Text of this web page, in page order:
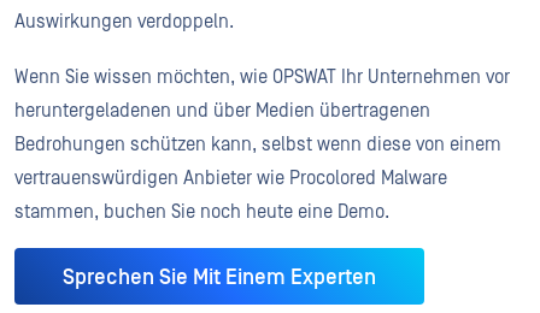
Auswirkungen verdoppeln.
Wenn Sie wissen möchten, wie OPSWAT Ihr Unternehmen vor
heruntergeladenen und über Medien übertragenen
Bedrohungen schützen kann, selbst wenn diese von einem
vertrauenswürdigen Anbieter wie Procolored Malware
stammen, buchen Sie noch heute eine Demo.
Sprechen Sie Mit Einem Experten